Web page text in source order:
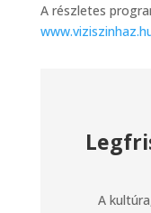
A részletes
A